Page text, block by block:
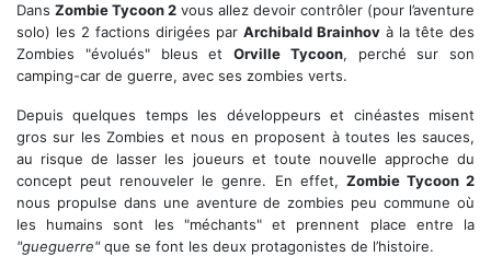
Dans Zombie Tycoon 2 vous allez devoir contrôler (pour l’aventure
solo) les 2 factions dirigées par Archibald Brainhov à la tête des
Zombies "évolués" bleus et Orville Tycoon, perché sur son
camping-car de guerre, avec ses zombies verts.
Depuis quelques temps les développeurs et cinéastes misent
gros sur les Zombies et nous en proposent à toutes les sauces,
au risque de lasser les joueurs et toute nouvelle approche du
concept peut renouveler le genre. En effet, Zombie Tycoon 2
nous propulse dans une aventure de zombies peu commune où
les humains sont les "méchants" et prennent place entre la
"gueguerre"que se font les deux protagonistes de l’histoire.